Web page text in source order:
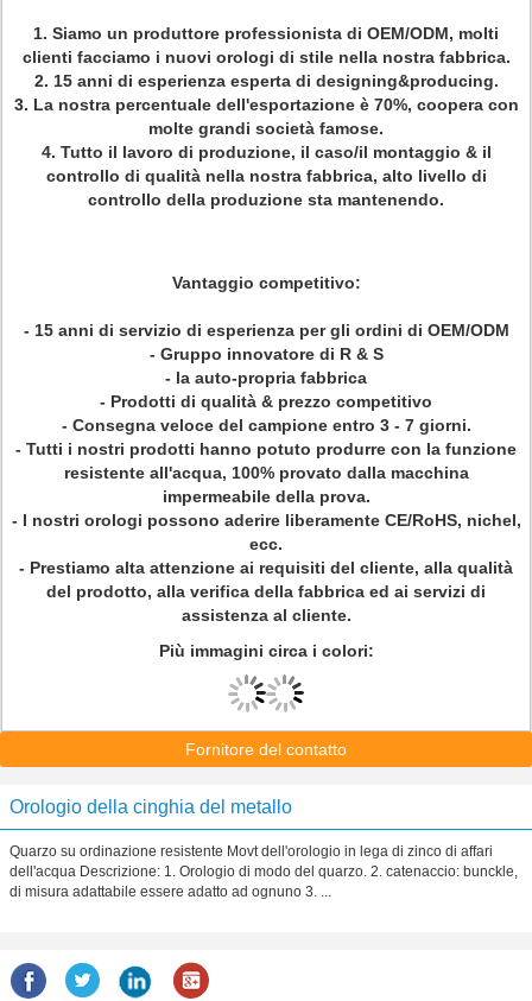
1. Siamo un produttore professionista di OEM/ODM, molti
clienti facciamo i nuovi orologi di stile nella nostra fabbrica.
2. 15 anni di esperienza esperta di designing&producing.
3. La nostra percentuale dell'esportazione è 70%, coopera con
molte grandi società famose.
4. Tutto il lavoro di produzione, il caso/il montaggio & il
controllo di qualità nella nostra fabbrica, alto livello di
controllo della produzione sta mantenendo.
Vantaggio competitivo:
- 15 anni di servizio di esperienza per gli ordini di OEM/ODM
- Gruppo innovatore di R & S
- la auto-propria fabbrica
- Prodotti di qualità & prezzo competitivo
- Consegna veloce del campione entro 3 - 7 giorni.
- Tutti i nostri prodotti hanno potuto produrre con la funzione
resistente all'acqua, 100% provato dalla macchina
impermeabile della prova.
- I nostri orologi possono aderire liberamente CE/RoHS, nichel,
ecc.
- Prestiamo alta attenzione ai requisiti del cliente, alla qualità
del prodotto, alla verifica della fabbrica ed ai servizi di
assistenza al cliente.
Più immagini circa i colori:
Fornitore del contatto
Orologio della cinghia del metallo
Quarzo su ordinazione resistente Movt dell'orologio in lega di zinco di affari
dell'acqua Descrizione: 1. Orologio di modo del quarzo. 2. catenaccio: bunckle,
di misura adattabile essere adatto ad ognuno 3. ...